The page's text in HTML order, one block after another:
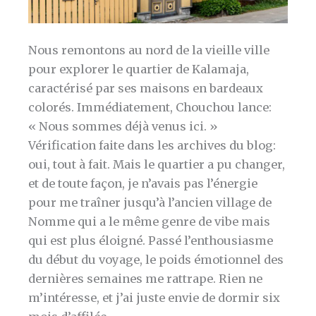
Nous remontons au nord de la vieille ville
pour explorer le quartier de Kalamaja,
caractérisé par ses maisons en bardeaux
colorés. Immédiatement, Chouchou lance:
« Nous sommes déjà venus ici. »
Vérification faite dans les archives du blog:
oui, tout à fait. Mais le quartier a pu changer,
et de toute façon, je n’avais pas l’énergie
pour me traîner jusqu’à l’ancien village de
Nomme qui a le même genre de vibe mais
qui est plus éloigné. Passé l’enthousiasme
du début du voyage, le poids émotionnel des
dernières semaines me rattrape. Rien ne
m’intéresse, et j’ai juste envie de dormir six